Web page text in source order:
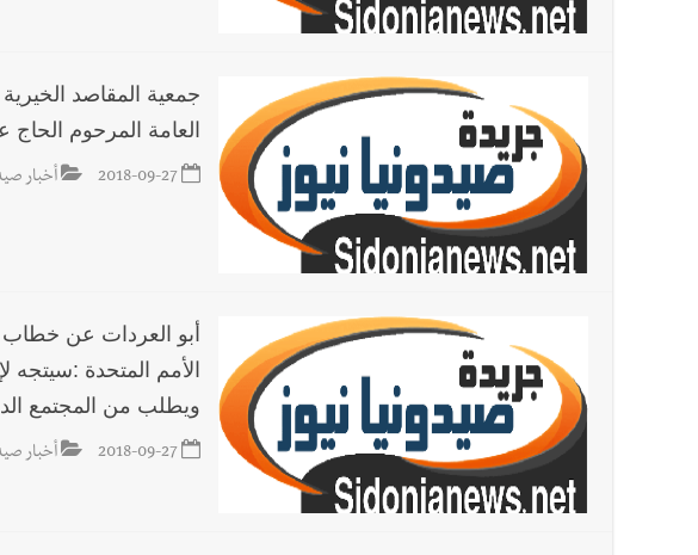
جمعية المقاصد
العامة المرحوم
2018-09-27 أخبار
أبو العردات عن خطاب
الأمم المتحدة
ويطلب من المجتمع
2018-09-27 أخبار